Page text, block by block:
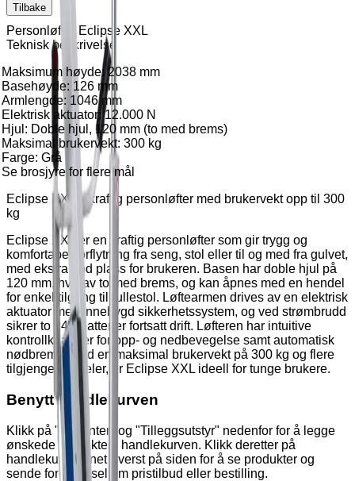
Tilbake
Personløfter Eclipse XXL
Teknisk beskrivelse
Maksimum høyde: 2038 mm
Basehøyde: 126 mm
Armlengde: 1046 mm
Elektrisk aktuator: 12.000 N
Hjul: Doble hjul, 120 mm (to med brems)
Maksimal brukervekt: 300 kg
Farge: Grå
Se brosjyre for flere mål
Eclipse XXL – kraftig personløfter med brukervekt opp til 300
kg
Eclipse XXL er en kraftig personløfter som gir trygg og
komfortabel forflytning fra seng, stol eller til og med fra gulvet,
med ekstra god plass for brukeren. Basen har doble hjul på
120 mm, hvorav to med brems, og kan åpnes med en hendel
for enkel tilgang til rullestol. Løftearmen drives av en elektrisk
aktuator med innebygd sikkerhetssystem, og ved strømbrudd
sikrer to 24V batterier fortsatt drift. Løfteren har intuitive
kontrollknapper for opp- og nedbevegelse samt automatisk
nødbrems. Med en maksimal brukervekt på 300 kg og flere
tilgjengelige seler, er Eclipse XXL ideell for tunge brukere.
Benytt handlekurven
Klikk på "Varianter" og "Tilleggsutstyr" nedenfor for å legge
ønskede produkter i handlekurven. Klikk deretter på
handlekurv-ikonet øverst på siden for å se produkter og
sende forespørsel om pristilbud eller bestilling.